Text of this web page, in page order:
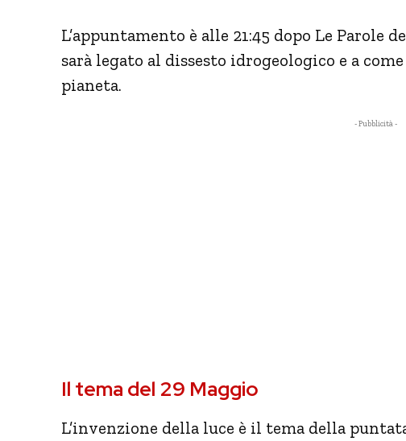
L’appuntamento è alle 21:45 dopo Le Parole
sarà legato al dissesto idrogeologico e a
pianeta.
- Pubblicità -
Il tema del 29 Maggio
L’invenzione della luce è il tema della